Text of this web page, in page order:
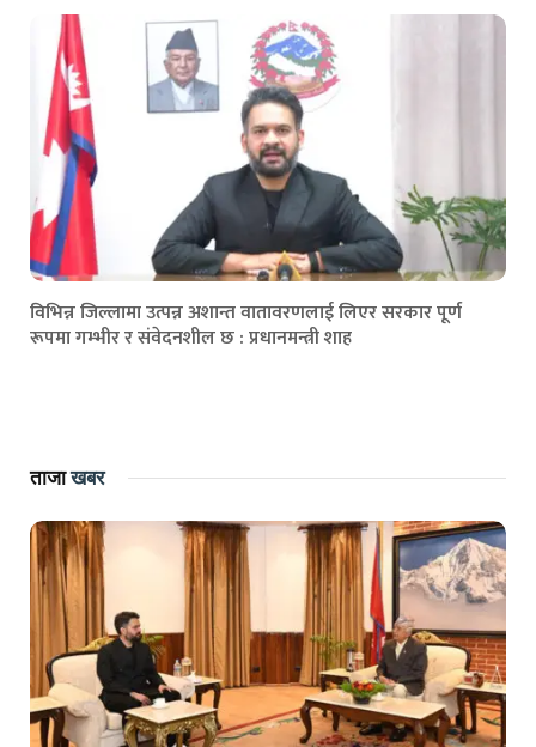
विभिन्न जिल्लामा उत्पन्न अशान्त वातावरणलाई लिएर सरकार पूर्ण
रूपमा गम्भीर र संवेदनशील छ : प्रधानमन्त्री शाह
ताजाखबर